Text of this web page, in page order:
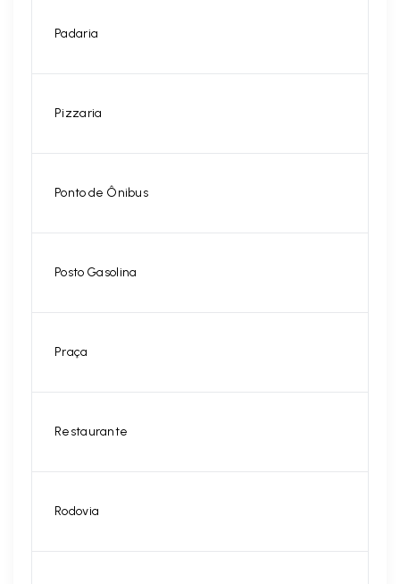
Padaria
Pizzaria
Ponto de Ônibus
Posto Gasolina
Praça
Restaurante
Rodovia